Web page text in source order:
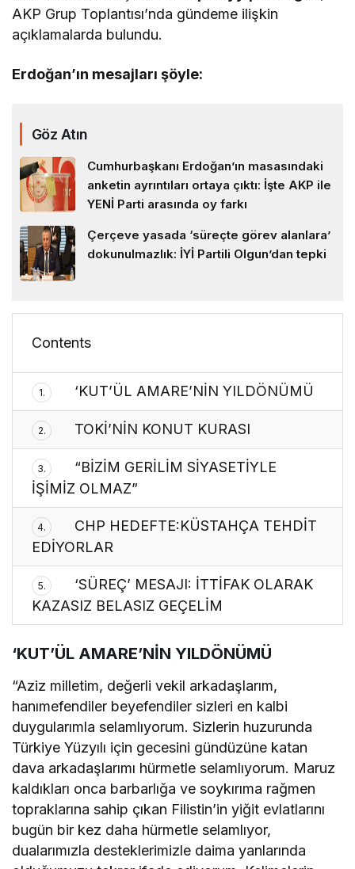
AKP Grup Toplantısı’nda gündeme ilişkin
açıklamalarda bulundu.
Erdoğan’ın mesajları şöyle:
Göz Atın
Cumhurbaşkanı Erdoğan’ın masasındaki
anketin ayrıntıları ortaya çıktı: İşte AKP ile
YENİ Parti arasında oy farkı
Çerçeve yasada ‘süreçte görev alanlara’
dokunulmazlık: İYİ Partili Olgun’dan tepki
Contents
1. ‘KUT’ÜL AMARE’NİN YILDÖNÜMÜ
2. TOKİ’NİN KONUT KURASI
3.
“BİZİM GERİLİM SİYASETİYLE
İŞİMİZ OLMAZ”
4.
CHP HEDEFTE:KÜSTAHÇA TEHDİT
EDİYORLAR
5.
‘SÜREÇ’ MESAJI: İTTİFAK OLARAK
KAZASIZ BELASIZ GEÇELİM
‘KUT’ÜL AMARE’NİN YILDÖNÜMÜ
“Aziz milletim, değerli vekil arkadaşlarım,
hanımefendiler beyefendiler sizleri en kalbi
duygularımla selamlıyorum. Sizlerin huzurunda
Türkiye Yüzyılı için gecesini gündüzüne katan
dava arkadaşlarımı hürmetle selamlıyorum. Maruz
kaldıkları onca barbarlığa ve soykırıma rağmen
topraklarına sahip çıkan Filistin’in yiğit evlatlarını
bugün bir kez daha hürmetle selamlıyor,
dualarımızla desteklerimizle daima yanlarında